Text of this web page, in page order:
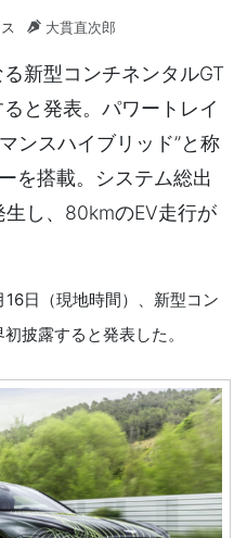
大貫直次郎
新型コンチネンタルGT
と発表。パワートレイ
ンスハイブリッド”と称
を搭載。システム総出
し、80kmのEV走行が
日（現地時間）、新型コン
披露すると発表した。